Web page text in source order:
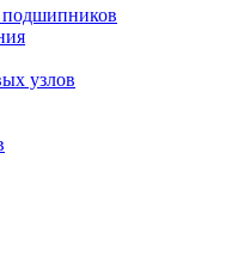
подшипников
узлов